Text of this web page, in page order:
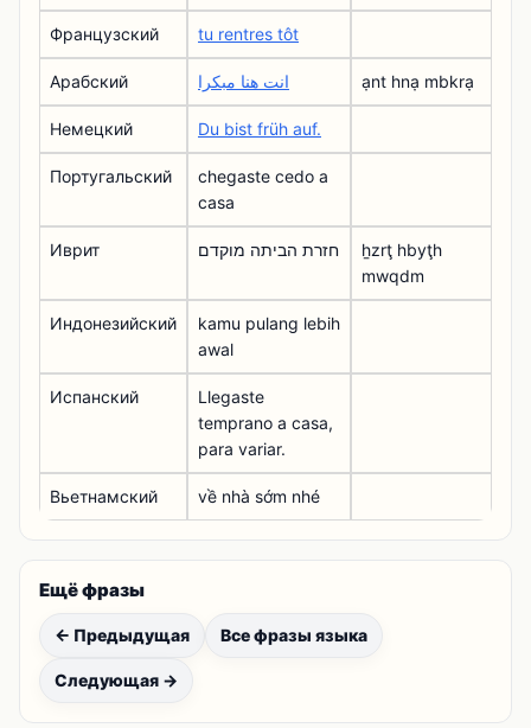
Французский tu rentres tôt
Арабский انت هنا مبكرا ạnt hnạ mbkrạ
Немецкий Du bist früh auf.
Португальский
chegaste cedo a
casa
Иврит חזרת הביתה מוקדם
ẖzrţ hbyţh
mwqdm
Индонезийский
kamu pulang lebih
awal
Испанский
Llegaste
temprano a casa,
para variar.
Вьетнамский về nhà sớm nhé
Ещё фразы
← Предыдущая Все фразы языка
Следующая →